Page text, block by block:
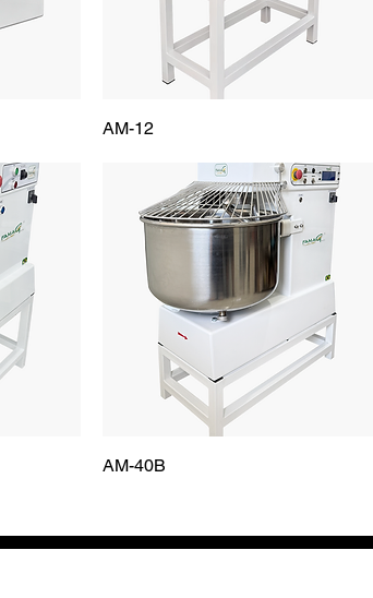
AM-12
AM-40B